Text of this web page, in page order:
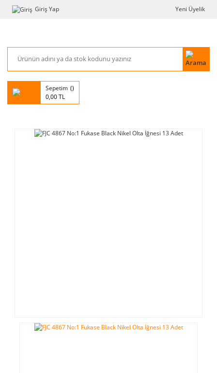
Giriş Yap Yeni Üyelik
Sepetim
0,00 TL